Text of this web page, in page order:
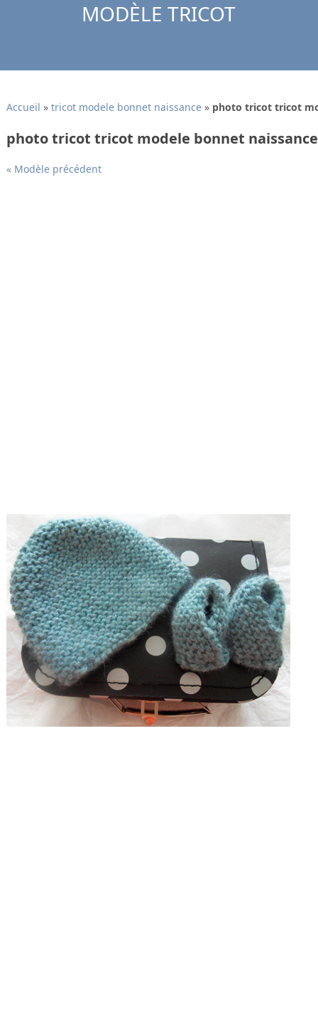
MODÈLE TRICOT
Accueil » tricot modele bonnet naissance» photo tricot tricot
photo tricot tricot modele bonnet
« Modèle précédent